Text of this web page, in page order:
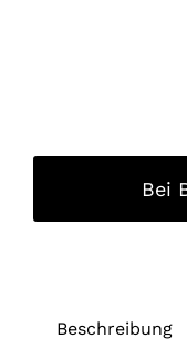
Bei
Beschreibung